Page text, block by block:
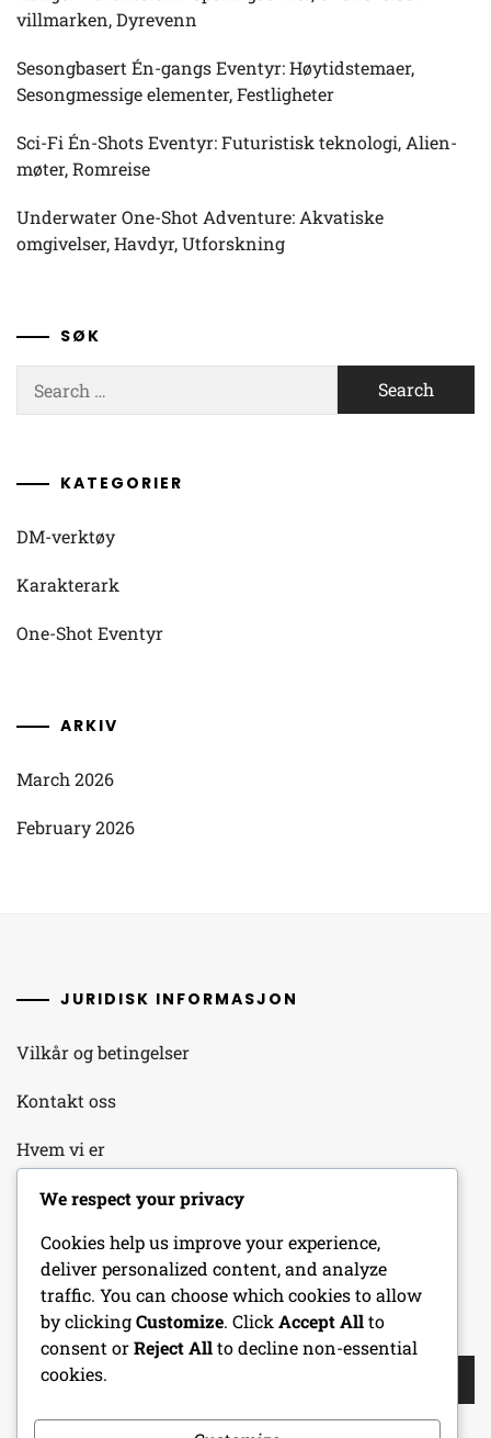
villmarken, Dyrevenn
Sesongbasert Én-gangs Eventyr: Høytidstemaer,
Sesongmessige elementer, Festligheter
Sci-Fi Én-Shots Eventyr: Futuristisk teknologi, Alien-
møter, Romreise
Underwater One-Shot Adventure: Akvatiske
omgivelser, Havdyr, Utforskning
SØK
for:
KATEGORIER
DM-verktøy
Karakterark
One-Shot Eventyr
ARKIV
March 2026
February 2026
JURIDISK INFORMASJON
Vilkår og betingelser
Kontakt oss
Hvem vi er
Retningslinjer for databeskyttelse
Innstillinger for informasjonskapsler
SØK
Search
We respect your privacy
Cookies help us improve your experience,
deliver personalized content, and analyze
traffic. You can choose which cookies to allow
by clickingCustomize. Click Accept Allto
consent orReject Allto decline non-essential
cookies.